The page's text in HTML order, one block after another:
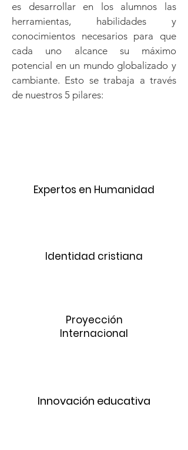
es desarrollar en los alumnos las
herramientas, habilidades y
conocimientos necesarios para que
cada uno alcance su máximo
potencial en un mundo globalizado y
cambiante. Esto se trabaja a través
de nuestros 5 pilares:
Expertos en Humanidad
Identidad cristiana
Proyección
Internacional
Innovación educativa